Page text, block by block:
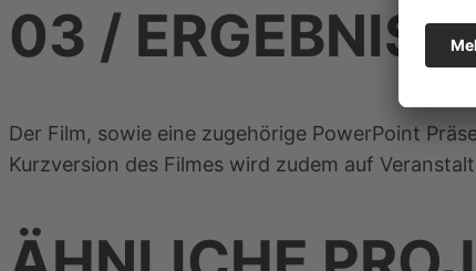
03 / ERGEBNIS
Der Film, sowie eine zugehörige PowerPoint
Kurzversion des Filmes wird zudem auf